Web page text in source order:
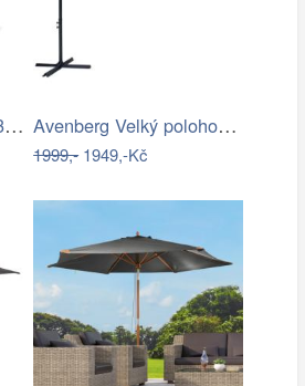
Fieldmann FDZN 5103 boční slunečník,… Avenberg Velký polohovatelný slunečník…
1999,-1949,-Kč